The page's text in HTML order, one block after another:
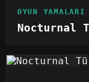
OYUN YAMALARI
Nocturnal